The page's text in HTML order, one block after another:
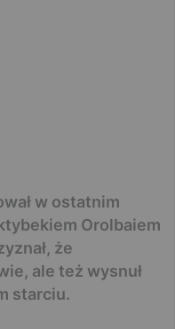
w ostatnim
Orolbaiem
że
ale też wysnuł
starciu.